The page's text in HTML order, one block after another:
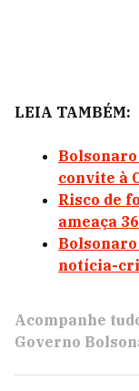
LEIA TAMBÉM:
convite à
Risco de
ameaça
notícia-
Acompanhe
Governo